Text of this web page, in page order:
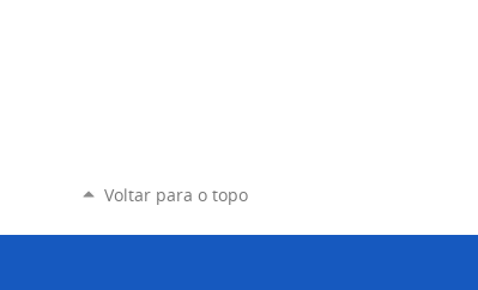
Voltar para o topo